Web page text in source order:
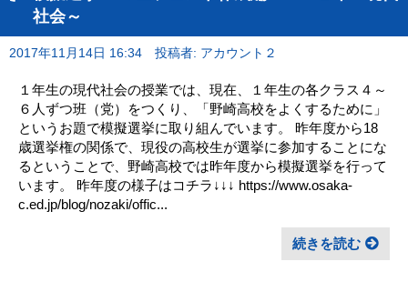
社会～
2017年11月14日 16:34 投稿者: アカウント２
１年生の現代社会の授業では、現在、１年生の各クラス４～
６人ずつ班（党）をつくり、「野崎高校をよくするために」
というお題で模擬選挙に取り組んでいます。 昨年度から18
歳選挙権の関係で、現役の高校生が選挙に参加することにな
るということで、野崎高校では昨年度から模擬選挙を行って
います。 昨年度の様子はコチラ↓↓↓ https://www.osaka-
c.ed.jp/blog/nozaki/offic...
続きを読む